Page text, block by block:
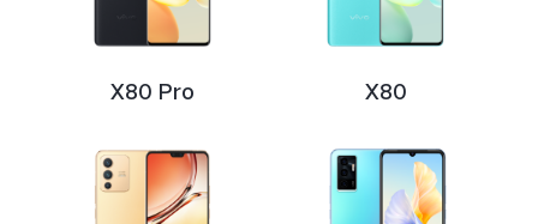
X80 Pro X80